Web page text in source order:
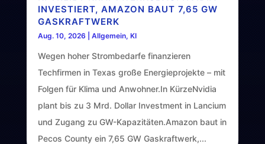
INVESTIERT, AMAZON BAUT 7,65 GW
GASKRAFTWERK
Aug. 10, 2026 Allgemein, KI
Wegen hoher Strombedarfe finanzieren
Techfirmen in Texas große Energieprojekte – mit
Folgen für Klima und Anwohner.In KürzeNvidia
plant bis zu 3 Mrd. Dollar Investment in Lancium
und Zugang zu GW-Kapazitäten.Amazon baut in
Pecos County ein 7,65 GW Gaskraftwerk,...